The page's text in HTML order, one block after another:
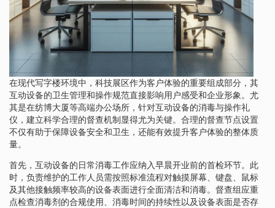
在现代写字楼环境中，科技展区作为客户体验的重要组成部分，其
互动设备的卫生管理和操作规范直接影响用户感受和企业形象。尤
其是在纺博大厦等高端办公场所，针对互动设备的消毒与操作礼
仪，建立科学合理的督查机制显得尤为关键。合理的督查节点设置
不仅有助于保障设备安全和卫生，还能有效提升客户体验的整体质
量。
首先，互动设备的日常消毒工作应纳入早晨开业前的首检环节。此
时，负责维护的工作人员需按照标准流程对触摸屏幕、键盘、鼠标
及其他接触频率较高的设备表面进行全面清洁和消毒。督查组应重
点检查消毒剂的合规使用、消毒时间的持续性以及设备表面是否存